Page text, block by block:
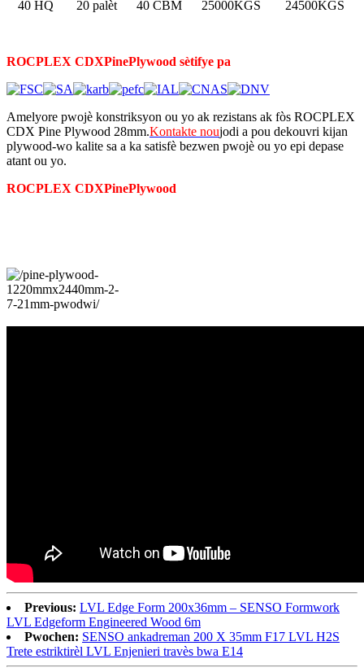
40 HQ 20 palèt 40 CBM 25000KGS 24500KGS
ROCPLEX CDXPinePlywood sètifye pa
Amelyore pwojè konstriksyon ou yo ak rezistans ak fòs ROCPLEX
CDX Pine Plywood 28mm.Kontakte noujodi a pou dekouvri kijan
plywood-wo kalite sa a ka satisfè bezwen pwojè ou yo epi depase
atant ou yo.
ROCPLEX CDXPinePlywood
Previous: LVL Edge Form 200x36mm – SENSO Formwork
LVL Edgeform Engineered Wood 6m
Pwochen: SENSO ankadreman 200 X 35mm F17 LVL H2S
Trete estriktirèl LVL Enjenieri travès bwa E14